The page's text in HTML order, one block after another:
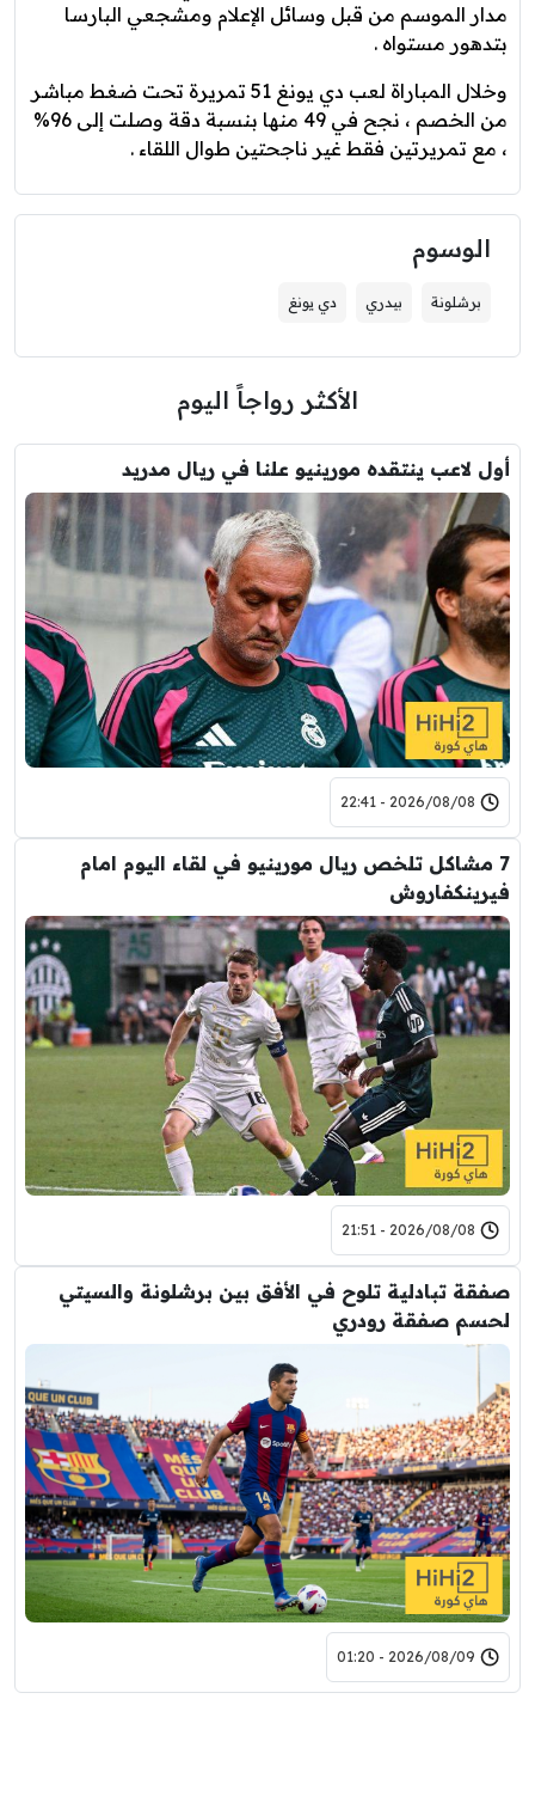
مدار الموسم من قبل وسائل الإعلام ومشجعي البارسا
بتدهور مستواه .
وخلال المباراة لعب دي يونغ 51 تمريرة تحت ضغط مباشر
من الخصم ، نجح في 49 منها بنسبة دقة وصلت إلى 96%
، مع تمريرتين فقط غير ناجحتين طوال اللقاء .
الوسوم
برشلونة بيدري دي يونغ
الأكثر رواجاً اليوم
أول لاعب ينتقده مورينيو علنا في ريال مدريد
2026/08/08 - 22:41
7 مشاكل تلخص ريال مورينيو في لقاء اليوم امام
فيرينكفاروش
2026/08/08 - 21:51
صفقة تبادلية تلوح في الأفق بين برشلونة والسيتي
لحسم صفقة رودري
2026/08/09 - 01:20